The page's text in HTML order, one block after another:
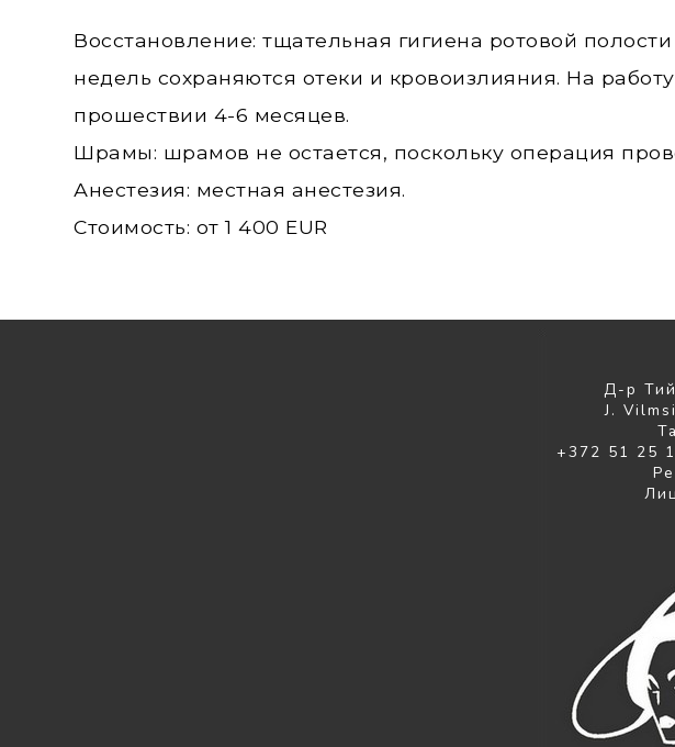
Восстановление: тщательная гигиена ротовой
недель сохраняются отеки и кровоизлияния. На
прошествии 4-6 месяцев.
Шрамы: шрамов не остается, поскольку операция
Анестезия: местная анестезия.
Стоимость: от 1 400 EUR
Д-р
J.
+372 51 25